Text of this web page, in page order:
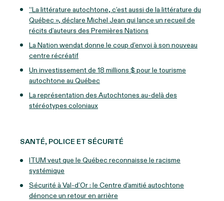
“La littérature autochtone, c’est aussi de la littérature du
Québec », déclare Michel Jean qui lance un recueil de
récits d’auteurs des Premières Nations
La Nation wendat donne le coup d’envoi à son nouveau
centre récréatif
Un investissement de 18 millions $ pour le tourisme
autochtone au Québec
La représentation des Autochtones au-delà des
stéréotypes coloniaux
SANTÉ, POLICE ET SÉCURITÉ
ITUM veut que le Québec reconnaisse le racisme
systémique
Sécurité à Val-d’Or : le Centre d’amitié autochtone
dénonce un retour en arrière